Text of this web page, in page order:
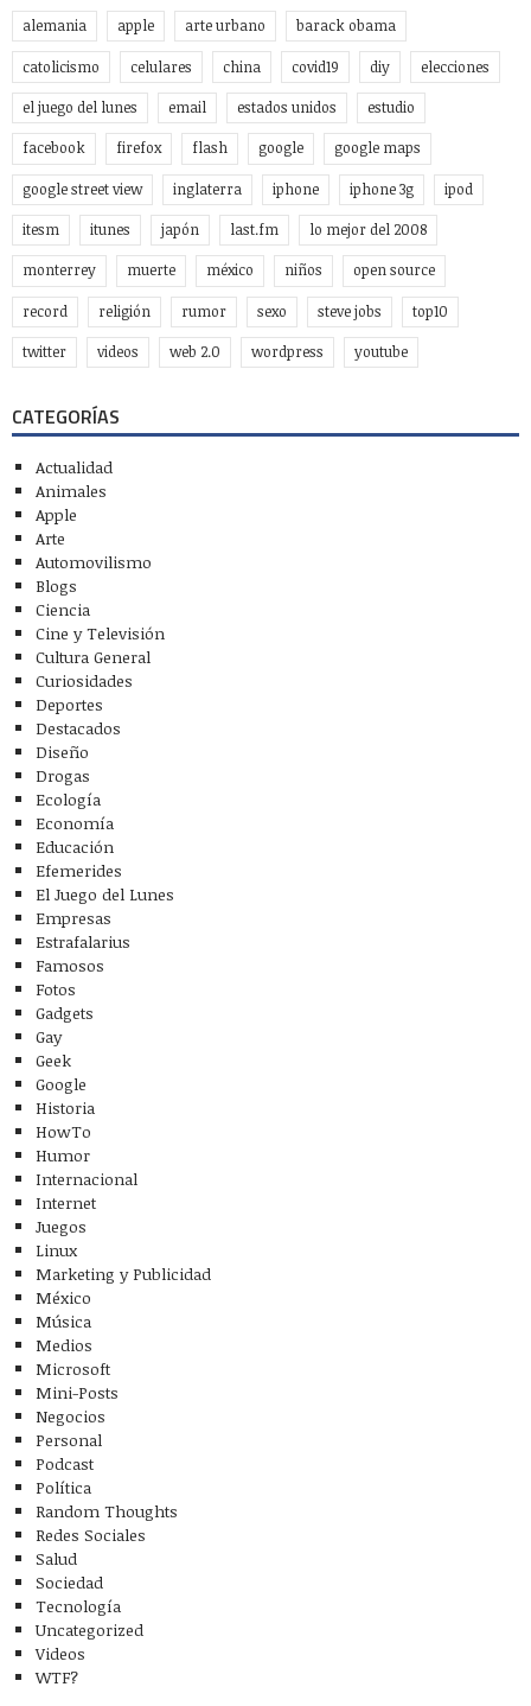
alemania apple arte urbano barack obama
catolicismo celulares china covid19 diy elecciones
el juego del lunes email estados unidos estudio
facebook firefox flash google google maps
google street view inglaterra iphone iphone 3g ipod
itesm itunes japón last.fm lo mejor del 2008
monterrey muerte méxico niños open source
record religión rumor sexo steve jobs top10
twitter videos web 2.0 wordpress youtube
CATEGORÍAS
Actualidad
Animales
Apple
Arte
Automovilismo
Blogs
Ciencia
Cine y Televisión
Cultura General
Curiosidades
Deportes
Destacados
Diseño
Drogas
Ecología
Economía
Educación
Efemerides
El Juego del Lunes
Empresas
Estrafalarius
Famosos
Fotos
Gadgets
Gay
Geek
Google
Historia
HowTo
Humor
Internacional
Internet
Juegos
Linux
Marketing y Publicidad
México
Música
Medios
Microsoft
Mini-Posts
Negocios
Personal
Podcast
Política
Random Thoughts
Redes Sociales
Salud
Sociedad
Tecnología
Uncategorized
Videos
WTF?